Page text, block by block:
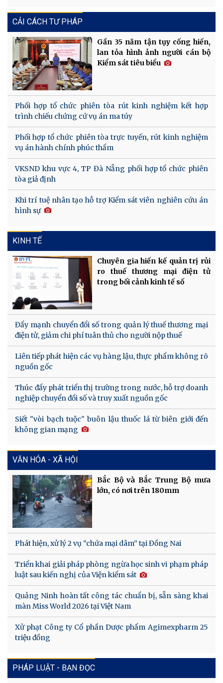
CẢI CÁCH TƯ PHÁP
Gần 35 năm tận tụy cống hiến,
lan tỏa hình ảnh người cán bộ
Kiểm sát tiêu biểu
Phối hợp tổ chức phiên tòa rút kinh nghiệm kết hợp
trình chiếu chứng cứ vụ án ma túy
Phối hợp tổ chức phiên tòa trực tuyến, rút kinh nghiệm
vụ án hành chính phúc thẩm
VKSND khu vực 4, TP Đà Nẵng phối hợp tổ chức phiên
tòa giả định
Khi trí tuệ nhân tạo hỗ trợ Kiểm sát viên nghiên cứu án
hình sự
KINH TẾ
Chuyên gia hiến kế quản trị rủi
ro thuế thương mại điện tử
trong bối cảnh kinh tế số
Đẩy mạnh chuyển đổi số trong quản lý thuế thương mại
điện tử, giảm chi phí tuân thủ cho người nộp thuế
Liên tiếp phát hiện các vụ hàng lậu, thực phẩm không rõ
nguồn gốc
Thúc đẩy phát triển thị trường trong nước, hỗ trợ doanh
nghiệp chuyển đổi số và truy xuất nguồn gốc
Siết "vòi bạch tuộc" buôn lậu thuốc lá từ biên giới đến
không gian mạng
VĂN HÓA - XÃ HỘI
Bắc Bộ và Bắc Trung Bộ mưa
lớn, có nơi trên 180mm
Phát hiện, xử lý 2 vụ “chứa mại dâm” tại Đồng Nai
Triển khai giải pháp phòng ngừa học sinh vi phạm pháp
luật sau kiến nghị của Viện kiểm sát
Quảng Ninh hoàn tất công tác chuẩn bị, sẵn sàng khai
màn Miss World 2026 tại Việt Nam
Xử phạt Công ty Cổ phần Dược phẩm Agimexpharm 25
triệu đồng
PHÁP LUẬT - BẠN ĐỌC